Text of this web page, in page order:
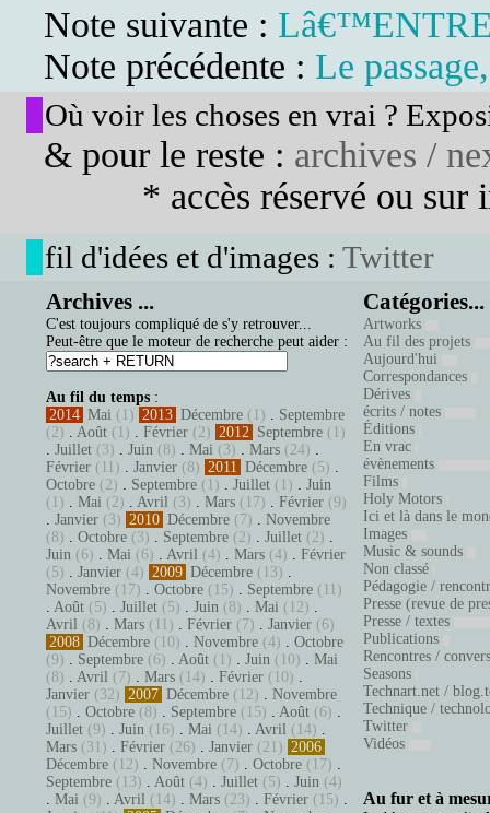
Note suivante :
Note précédente : Le
Où voir les choses en vrai ?
& pour le reste : archives /
* accès réservé ou sur
fil d'idées et d'images : Twitter
Archives ...
C'est toujours compliqué de s'y retrouver...
Peut-être que le moteur de recherche peut aider :
Au fil du temps :
2014 Mai (1) 2013 Décembre (1) . Septembre
(2) . Août (1) . Février (2) 2012 Septembre (1)
. Juillet (3) . Juin (8) . Mai (3) . Mars (24) .
Février (11) . Janvier (8) 2011 Décembre (5) .
Octobre (2) . Septembre (1) . Juillet (1) . Juin
(1) . Mai (2) . Avril (3) . Mars (17) . Février (9)
. Janvier (3) 2010 Décembre (7) . Novembre
(8) . Octobre (3) . Septembre (2) . Juillet (2) .
Juin (6) . Mai (6) . Avril (4) . Mars (4) . Février
(5) . Janvier (4) 2009 Décembre (13) .
Novembre (17) . Octobre (15) . Septembre (11)
. Août (5) . Juillet (5) . Juin (8) . Mai (12) .
Avril (8) . Mars (11) . Février (7) . Janvier (6)
2008 Décembre (10) . Novembre (4) . Octobre
(9) . Septembre (6) . Août (1) . Juin (10) . Mai
(8) . Avril (7) . Mars (14) . Février (10) .
Janvier (32) 2007 Décembre (12) . Novembre
(15) . Octobre (8) . Septembre (15) . Août (6) .
Juillet (9) . Juin (16) . Mai (14) . Avril (14) .
Mars (31) . Février (26) . Janvier (21) 2006
Décembre (12) . Novembre (7) . Octobre (17) .
Septembre (13) . Août (4) . Juillet (5) . Juin (4)
. Mai (9) . Avril (14) . Mars (23) . Février (15) .
Catégories...
Artworks
Au fil des projets
Aujourd'hui
Correspondances
Dérives
écrits / notes
Éditions
En vrac
évènements
Films
Holy Motors
Ici et là dans le
Images
Music & sounds
Non classé
Pédagogie /
Presse (revue de
Presse / textes
Publications
Rencontres /
Seasons
Technart.net /
Technique /
Twitter
Vidéos
Au fur et à